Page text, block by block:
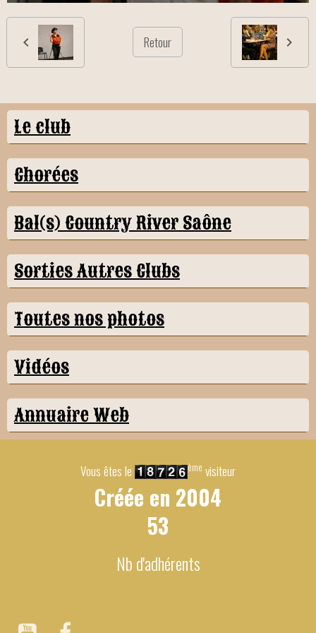
Retour
Le club
Chorées
Bal(s) Country River Saône
Sorties Autres Clubs
Toutes nos photos
Vidéos
Annuaire Web
Vous êtes le ème visiteur
Créée en 2004
53
Nb d'adhérents